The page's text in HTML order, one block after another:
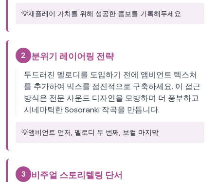
💡재플레이 가치를 위해 성공한 콤보를 기록해두세요
2 분위기 레이어링 전략
두드러진 멜로디를 도입하기 전에 앰비언트 텍스처
를 추가하여 믹스를 점진적으로 구축하세요. 이 접근
방식은 전문 사운드 디자인을 모방하며 더 풍부하고
시네마틱한 Sosoranki 작곡을 만듭니다.
💡앰비언트 먼저, 멜로디 두 번째, 보컬 마지막
3 비주얼 스토리텔링 단서